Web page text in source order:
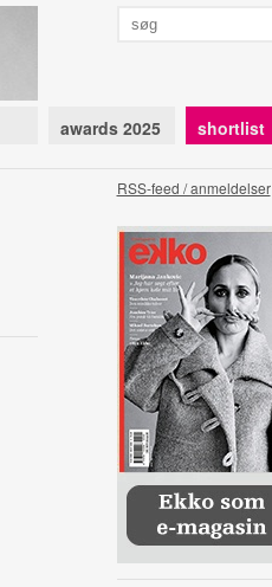
awards 2025 shortlist
RSS-feed / anmeldelser